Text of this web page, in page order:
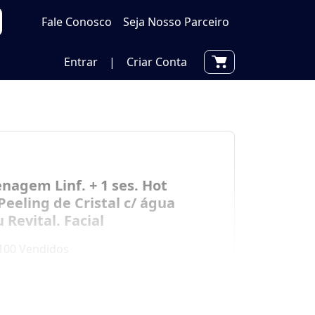
Fale Conosco Seja Nosso Parceiro
Entrar | Criar Conta
Linf. + 1 ses. Hot
de Cristal c/ água
Revital. Facial